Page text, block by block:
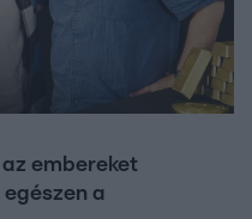
az embereket
a